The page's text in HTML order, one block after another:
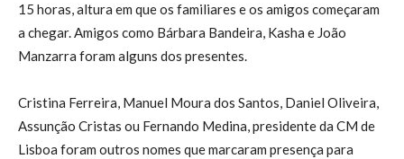
15 horas, altura em que os familiares e os amigos começaram
a chegar. Amigos como Bárbara Bandeira, Kasha e João
Manzarra foram alguns dos presentes.
Cristina Ferreira, Manuel Moura dos Santos, Daniel Oliveira,
Assunção Cristas ou Fernando Medina, presidente da CM de
Lisboa foram outros nomes que marcaram presença para